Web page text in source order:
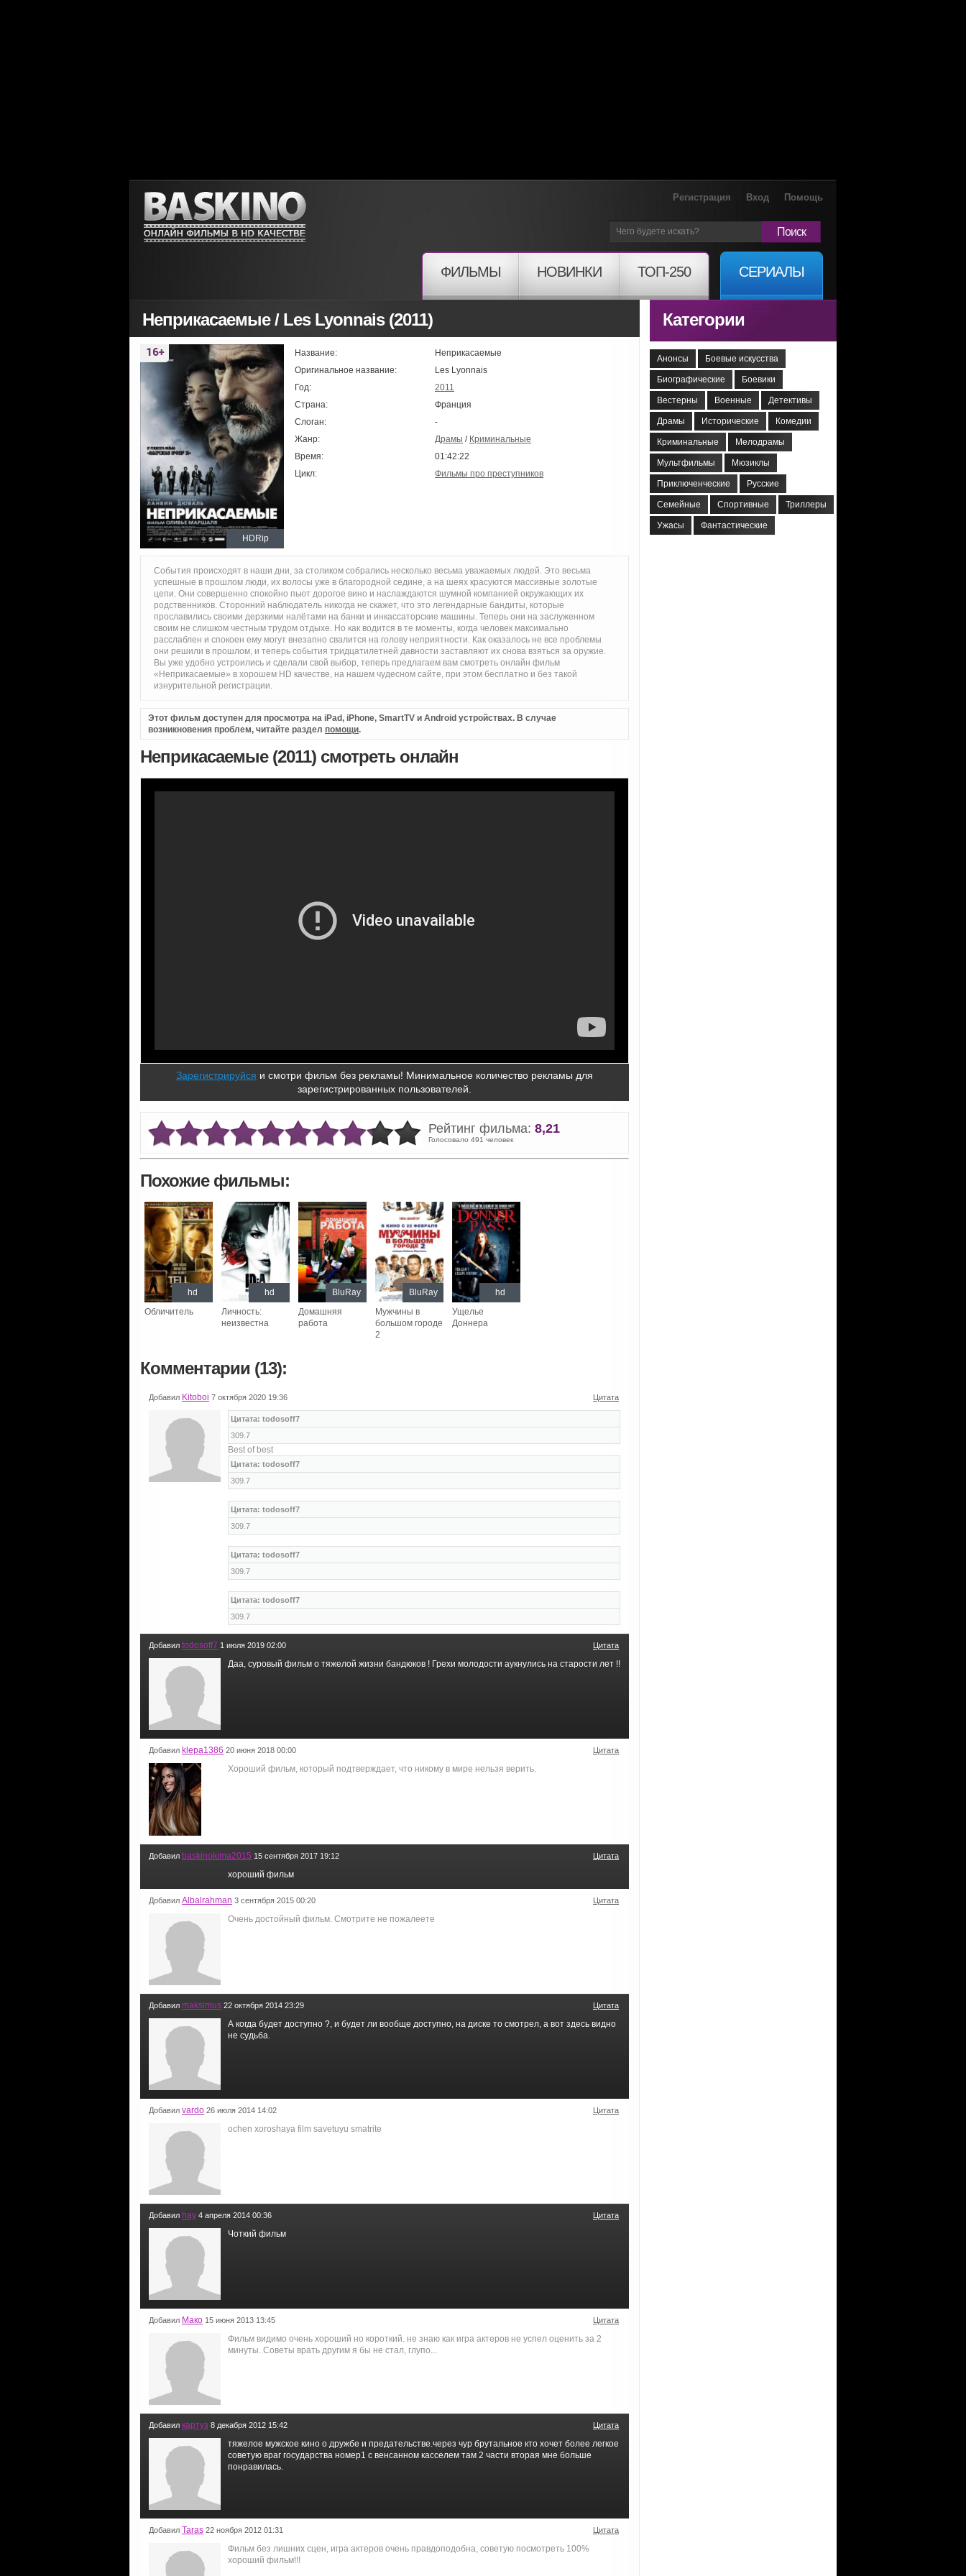
Регистрация Вход Помощь
Поиск
ФИЛЬМЫ НОВИНКИ ТОП-250 СЕРИАЛЫ
Неприкасаемые / Les Lyonnais (2011)
HDRip
Название:
Неприкасаемые
Оригинальное название:
Les Lyonnais
Год:
2011
Страна:
Франция
Слоган:
-
Жанр:
Драмы / Криминальные
Время:
01:42:22
Цикл:
Фильмы про преступников
События происходят в наши дни, за столиком собрались несколько весьма уважаемых людей. Это весьма
успешные в прошлом люди, их волосы уже в благородной седине, а на шеях красуются массивные золотые
цепи. Они совершенно спокойно пьют дорогое вино и наслаждаются шумной компанией окружающих их
родственников. Сторонний наблюдатель никогда не скажет, что это легендарные бандиты, которые
прославились своими дерзкими налётами на банки и инкассаторские машины. Теперь они на заслуженном
своим не слишком честным трудом отдыхе. Но как водится в те моменты, когда человек максимально
расслаблен и спокоен ему могут внезапно свалится на голову неприятности. Как оказалось не все проблемы
они решили в прошлом, и теперь события тридцатилетней давности заставляют их снова взяться за оружие.
Вы уже удобно устроились и сделали свой выбор, теперь предлагаем вам смотреть онлайн фильм
«Неприкасаемые» в хорошем HD качестве, на нашем чудесном сайте, при этом бесплатно и без такой
изнурительной регистрации.
Этот фильм доступен для просмотра на iPad, iPhone, SmartTV и Android устройствах. В случае
возникновения проблем, читайте раздел помощи.
Неприкасаемые (2011) смотреть онлайн
Зарегистрируйся и смотри фильм без рекламы! Минимальное количество рекламы для
зарегистрированных пользователей.
Рейтинг фильма: 8,21
Голосовало 491 человек
Похожие фильмы:
Обличитель
hd
Личность:
неизвестна
hd
Домашняя
работа
BluRay
Мужчины в
большом городе
2
BluRay
Ущелье
Доннера
hd
Комментарии (13):
Добавил Kitoboi 7 октября 2020 19:36 Цитата
Цитата: todosoff7
309.7
Best of best
Цитата: todosoff7
309.7
Цитата: todosoff7
309.7
Цитата: todosoff7
309.7
Цитата: todosoff7
309.7
Добавил todosoff7 1 июля 2019 02:00 Цитата
Даа, суровый фильм о тяжелой жизни бандюков ! Грехи молодости аукнулись на старости лет !!
Добавил klepa1386 20 июня 2018 00:00 Цитата
Хороший фильм, который подтверждает, что никому в мире нельзя верить.
Добавил baskinokima2015 15 сентября 2017 19:12 Цитата
хороший фильм
Добавил Albalrahman 3 сентября 2015 00:20 Цитата
Очень достойный фильм. Смотрите не пожалеете
Добавил maksimus 22 октября 2014 23:29 Цитата
А когда будет доступно ?, и будет ли вообще доступно, на диске то смотрел, а вот здесь видно
не судьба.
Добавил vardo 26 июля 2014 14:02 Цитата
ochen xoroshaya film savetuyu smatrite
Добавил hay 4 апреля 2014 00:36 Цитата
Чоткий фильм
Добавил Мако 15 июня 2013 13:45 Цитата
Фильм видимо очень хороший но короткий. не знаю как игра актеров не успел оценить за 2
минуты. Советы врать другим я бы не стал, глупо...
Добавил картуз 8 декабря 2012 15:42 Цитата
тяжелое мужское кино о дружбе и предательстве.через чур брутальное кто хочет более легкое
советую враг государства номер1 с венсанном касселем там 2 части вторая мне больше
понравилась.
Добавил Taras 22 ноября 2012 01:31 Цитата
Фильм без лишних сцен, игра актеров очень правдоподобна, советую посмотреть 100%
хороший фильм!!!
Категории
Анонсы Боевые искусства
Биографические Боевики
Вестерны Военные Детективы
Драмы Исторические Комедии
Криминальные Мелодрамы
Мультфильмы Мюзиклы
Приключенческие Русские
Семейные Спортивные Триллеры
Ужасы Фантастические